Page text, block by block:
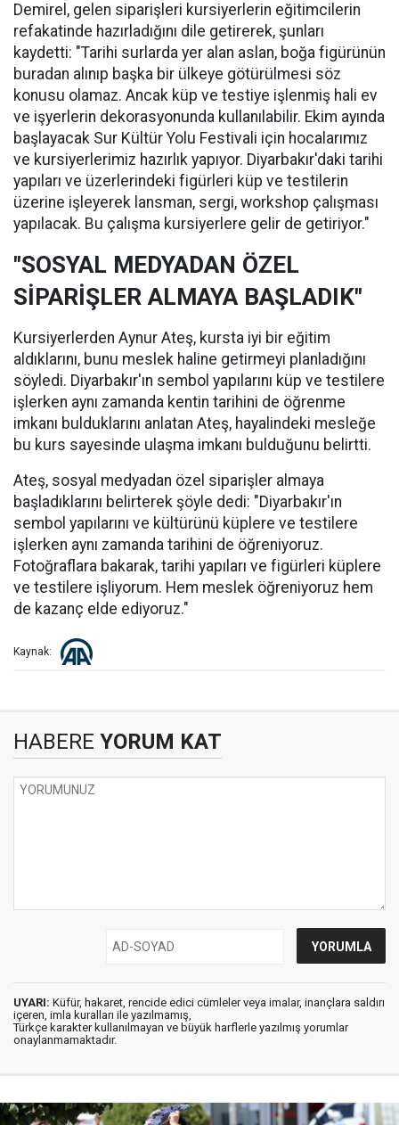
Demirel, gelen siparişleri kursiyerlerin eğitimcilerin
refakatinde hazırladığını dile getirerek, şunları
kaydetti: "Tarihi surlarda yer alan aslan, boğa figürünün
buradan alınıp başka bir ülkeye götürülmesi söz
konusu olamaz. Ancak küp ve testiye işlenmiş hali ev
ve işyerlerin dekorasyonunda kullanılabilir. Ekim ayında
başlayacak Sur Kültür Yolu Festivali için hocalarımız
ve kursiyerlerimiz hazırlık yapıyor. Diyarbakır'daki tarihi
yapıları ve üzerlerindeki figürleri küp ve testilerin
üzerine işleyerek lansman, sergi, workshop çalışması
yapılacak. Bu çalışma kursiyerlere gelir de getiriyor."
"SOSYAL MEDYADAN ÖZEL
SİPARİŞLER ALMAYA BAŞLADIK"
Kursiyerlerden Aynur Ateş, kursta iyi bir eğitim
aldıklarını, bunu meslek haline getirmeyi planladığını
söyledi. Diyarbakır'ın sembol yapılarını küp ve testilere
işlerken aynı zamanda kentin tarihini de öğrenme
imkanı bulduklarını anlatan Ateş, hayalindeki mesleğe
bu kurs sayesinde ulaşma imkanı bulduğunu belirtti.
Ateş, sosyal medyadan özel siparişler almaya
başladıklarını belirterek şöyle dedi: "Diyarbakır'ın
sembol yapılarını ve kültürünü küplere ve testilere
işlerken aynı zamanda tarihini de öğreniyoruz.
Fotoğraflara bakarak, tarihi yapıları ve figürleri küplere
ve testilere işliyorum. Hem meslek öğreniyoruz hem
de kazanç elde ediyoruz."
Kaynak:
HABERE YORUM KAT
UYARI: Küfür, hakaret, rencide edici cümleler veya imalar, inançlara saldırı
içeren, imla kuralları ile yazılmamış,
Türkçe karakter kullanılmayan ve büyük harflerle yazılmış yorumlar
onaylanmamaktadır.